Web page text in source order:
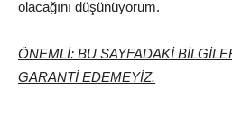
olacağını düşünüyorum.
ÖNEMLİ: BU SAYFADAKİ
GARANTİ EDEMEYİZ.